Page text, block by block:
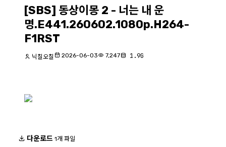
[SBS] 동상이몽 2 - 너는 내 운
명.E441.260602.1080p.H264-
F1RST
닉칠오칠 2026-06-03 7,247 1.9G
다운로드 1개 파일